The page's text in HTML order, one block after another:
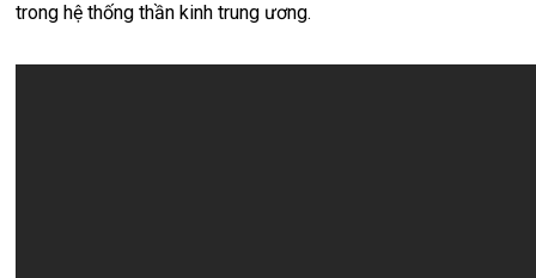
trong hệ thống thần kinh trung ương.